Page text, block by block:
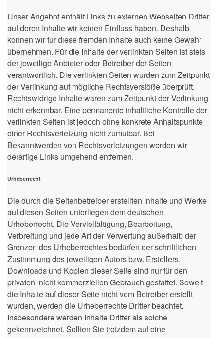
Unser Angebot enthält Links zu externen Webseiten Dritter,
auf deren Inhalte wir keinen Einfluss haben. Deshalb
können wir für diese fremden Inhalte auch keine Gewähr
übernehmen. Für die Inhalte der verlinkten Seiten ist stets
der jeweilige Anbieter oder Betreiber der Seiten
verantwortlich. Die verlinkten Seiten wurden zum Zeitpunkt
der Verlinkung auf mögliche Rechtsverstöße überprüft.
Rechtswidrige Inhalte waren zum Zeitpunkt der Verlinkung
nicht erkennbar. Eine permanente inhaltliche Kontrolle der
verlinkten Seiten ist jedoch ohne konkrete Anhaltspunkte
einer Rechtsverletzung nicht zumutbar. Bei
Bekanntwerden von Rechtsverletzungen werden wir
derartige Links umgehend entfernen.
Urheberrecht
Die durch die Seitenbetreiber erstellten Inhalte und Werke
auf diesen Seiten unterliegen dem deutschen
Urheberrecht. Die Vervielfältigung, Bearbeitung,
Verbreitung und jede Art der Verwertung außerhalb der
Grenzen des Urheberrechtes bedürfen der schriftlichen
Zustimmung des jeweiligen Autors bzw. Erstellers.
Downloads und Kopien dieser Seite sind nur für den
privaten, nicht kommerziellen Gebrauch gestattet. Soweit
die Inhalte auf dieser Seite nicht vom Betreiber erstellt
wurden, werden die Urheberrechte Dritter beachtet.
Insbesondere werden Inhalte Dritter als solche
gekennzeichnet. Sollten Sie trotzdem auf eine